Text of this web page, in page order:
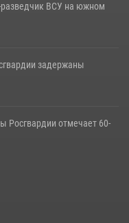
разведчик ВСУ на южном
задержаны
Росгвардии отмечает 60-